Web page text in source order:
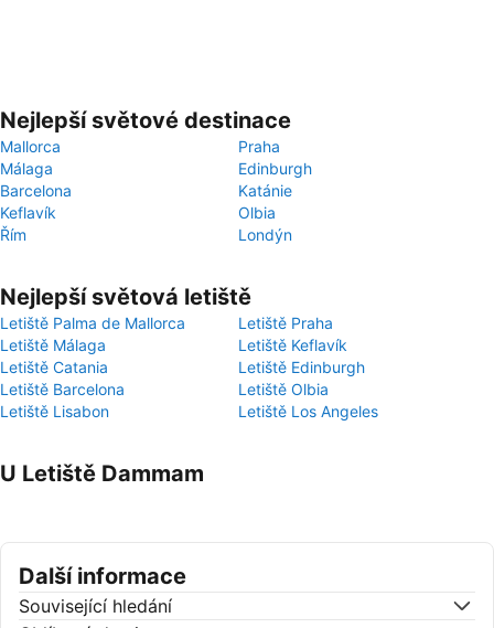
Nejlepší světové destinace
Mallorca
Praha
Málaga
Edinburgh
Barcelona
Katánie
Keflavík
Olbia
Řím
Londýn
Nejlepší světová letiště
Letiště Palma de Mallorca
Letiště Praha
Letiště Málaga
Letiště Keflavík
Letiště Catania
Letiště Edinburgh
Letiště Barcelona
Letiště Olbia
Letiště Lisabon
Letiště Los Angeles
U Letiště Dammam
Další informace
Související hledání